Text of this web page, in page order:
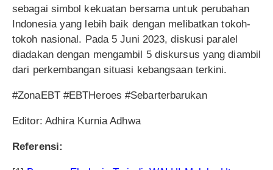
sebagai simbol kekuatan bersama untuk perubahan
Indonesia yang lebih baik dengan melibatkan tokoh-
tokoh nasional. Pada 5 Juni 2023, diskusi paralel
diadakan dengan mengambil 5 diskursus yang diambil
dari perkembangan situasi kebangsaan terkini.
#ZonaEBT #EBTHeroes #Sebarterbarukan
Editor: Adhira Kurnia Adhwa
Referensi: